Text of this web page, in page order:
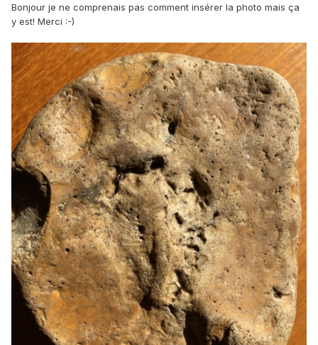
Bonjour je ne comprenais pas comment insérer la photo mais ça
y est! Merci :-)